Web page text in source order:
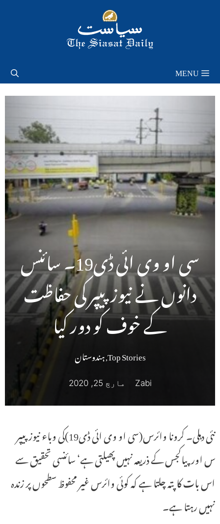
MENU
سی او وی ائی ڈی19۔ سائنس
دانوں نے نیوز پیپر کی حفاظت
کے خوف کو دور کیا
Top Stories
,ہندوستان
Zabi مارچ 25, 2020
نئی دہلی۔ کرونا وائرس(سی او وی ائی ڈی19)کی وباء نیوز پیپر
س اور پیاکجس کے ذریعہ نہیں پھیلتی ہے‘ سائنسی تحقیق سے
اس بات کا پتہ چلتا ہے کہ کوئی وائرس غیر محفوظ سطحوں پر زندہ
نہیں رہتا ہے۔